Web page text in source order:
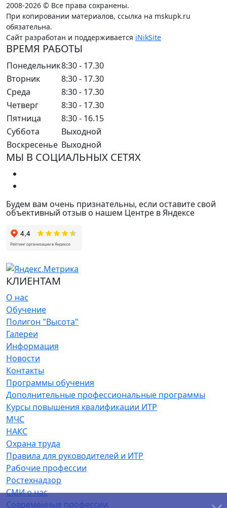
2008-2026 © Все права сохранены.
При копировании материалов, ссылка на mskupk.ru
обязательна.
Сайт разработан и поддерживается iNikSite
ВРЕМЯ РАБОТЫ
Понедельник8:30 - 17.30
Вторник
8:30 - 17.30
Среда
8:30 - 17.30
Четверг
8:30 - 17.30
Пятница
8:30 - 16.15
Суббота
Выходной
Воскресенье Выходной
МЫ В СОЦИАЛЬНЫХ СЕТЯХ
Будем вам очень признательны, если оставите свой
объективный отзыв о нашем Центре в Яндексе
КЛИЕНТАМ
О нас
Обучение
Полигон "Высота"
Галереи
Информация
Новости
Контакты
Программы обучения
Дополнительные профессиональные программы
Курсы повышения квалификации ИТР
МЧС
НАКС
Охрана труда
Правила для руководителей и ИТР
Рабочие профессии
Ростехнадзор
СМИ о нас
Современные профессии